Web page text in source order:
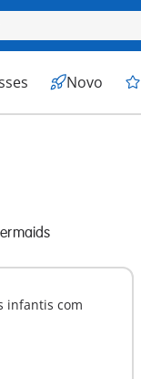
Novo
infantis com